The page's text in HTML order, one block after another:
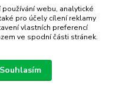
webu, analytické
pro účely cílení reklamy
vlastních preferencí
ve spodní části stránek.
Souhlasím